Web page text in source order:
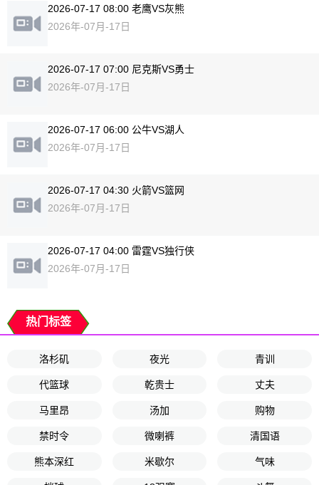
2026-07-17 08:00 老鹰VS灰熊
2026年-07月-17日
2026-07-17 07:00 尼克斯VS勇士
2026年-07月-17日
2026-07-17 06:00 公牛VS湖人
2026年-07月-17日
2026-07-17 04:30 火箭VS篮网
2026年-07月-17日
2026-07-17 04:00 雷霆VS独行侠
2026年-07月-17日
热门标签
洛杉矶 夜光 青训
代篮球 乾贵士 丈夫
马里昂 汤加 购物
禁时令 微喇裤 清国语
熊本深红 米歇尔 气味